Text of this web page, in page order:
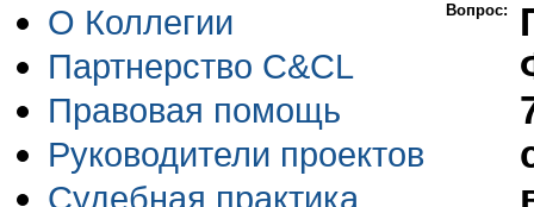
О Коллегии
Партнерство C&CL
Правовая помощь
Руководители проектов
Судебная практика
Вопрос: